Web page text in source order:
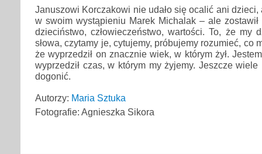
Januszowi Korczakowi nie udało się ocalić ani dzieci,
w swoim wystąpieniu Marek Michalak – ale
dzieciństwo, człowieczeństwo, wartości. To, że my
słowa, czytamy je, cytujemy, próbujemy rozumieć, co
że wyprzedził on znacznie wiek, w którym żył.
wyprzedził czas, w którym my żyjemy. Jeszcze
dogonić.
Autorzy: Maria Sztuka
Fotografie: Agnieszka Sikora